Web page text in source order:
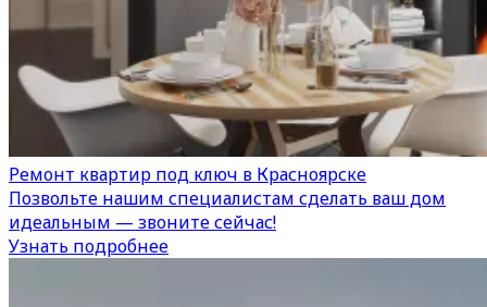
Ремонт квартир под ключ в Красноярске
Позвольте нашим специалистам сделать ваш дом
идеальным — звоните сейчас!
Узнать подробнее